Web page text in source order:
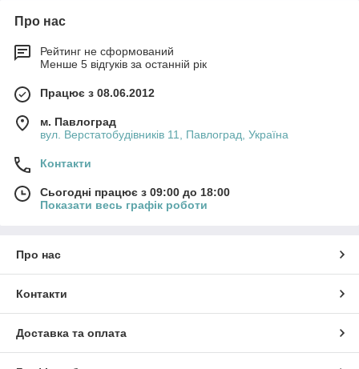
Про нас
Рейтинг не сформований
Менше 5 відгуків за останній рік
Працює з 08.06.2012
м. Павлоград
вул. Верстатобудівників 11, Павлоград, Україна
Контакти
Сьогодні працює з 09:00 до 18:00
Показати весь графік роботи
Про нас
Контакти
Доставка та оплата